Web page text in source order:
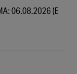
06.08.2026 (E